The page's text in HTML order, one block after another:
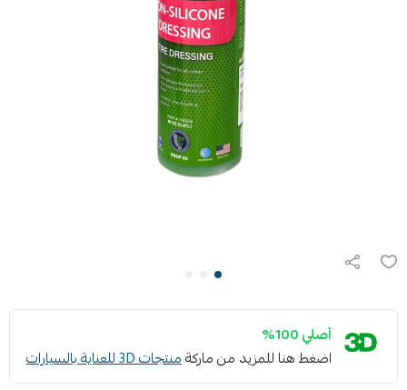
أصلي 100%
اضغط هنا للمزيد من ماركةمنتجات 3D للعناية بالسيارات